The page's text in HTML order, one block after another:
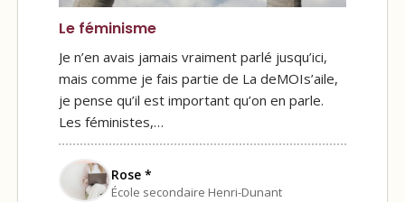
Le féminisme
Je n’en avais jamais vraiment parlé jusqu’ici,
mais comme je fais partie de La deMOIs’aile,
je pense qu’il est important qu’on en parle.
Les féministes,…
Rose *
École secondaire Henri-Dunant